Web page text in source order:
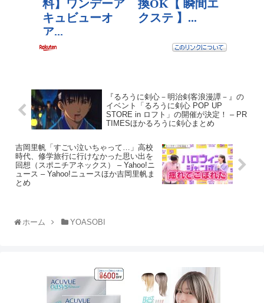
『るろうに剣心－明治剣客浪漫譚－』の
イベント「るろうに剣心 POP UP
STORE in ロフト」の開催が決定！ – PR
TIMESほかるろうに剣心まとめ
吉岡里帆「すごい泣いちゃって…」高校
時代、修学旅行に行けなかった思い出を
回想（スポニチアネックス） – Yahoo!ニ
ュース – Yahoo!ニュースほか吉岡里帆ま
とめ
ホーム YOASOBI